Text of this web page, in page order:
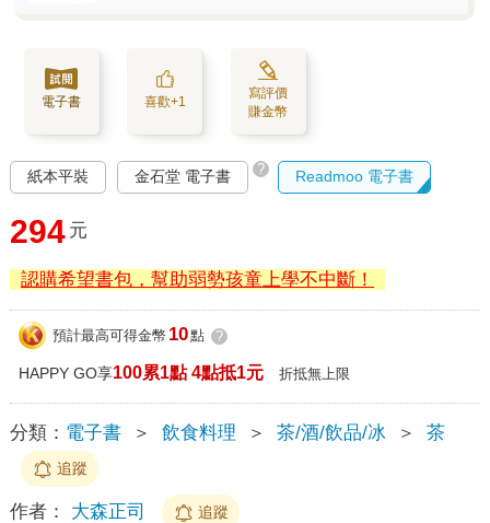
電子書 喜歡+1
寫評價
賺金幣
紙本平裝 金石堂 電子書 ? Readmoo 電子書
294 元
認購希望書包，幫助弱勢孩童上學不中斷！
預計最高可得金幣 10點 ?
HAPPY GO享100累1點 4點抵1元 折抵無上限
分類： 電子書 ＞ 飲食料理 ＞ 茶/酒/飲品/冰 ＞ 茶
追蹤
作者： 大森正司 追蹤